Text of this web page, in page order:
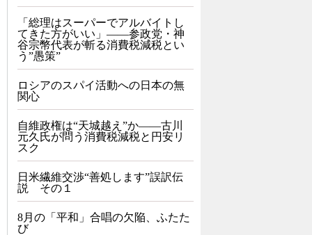
「総理はスーパーでアルバイトし
てきた方がいい」――参政党・神
谷宗幣代表が斬る消費税減税とい
う”愚策”
ロシアのスパイ活動への日本の無
関心
自維政権は“天城越え”か――古川
元久氏が問う消費税減税と円安リ
スク
日米繊維交渉“善処します”誤訳伝
説 その１
8月の「平和」合唱の欠陥、ふたた
び